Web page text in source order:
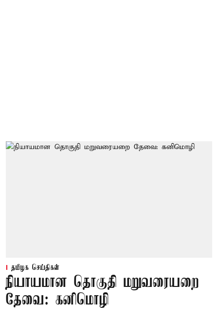
தமிழக செய்திகள்
நியாயமான தொகுதி மறுவரையறை
தேவை: கனிமொழி